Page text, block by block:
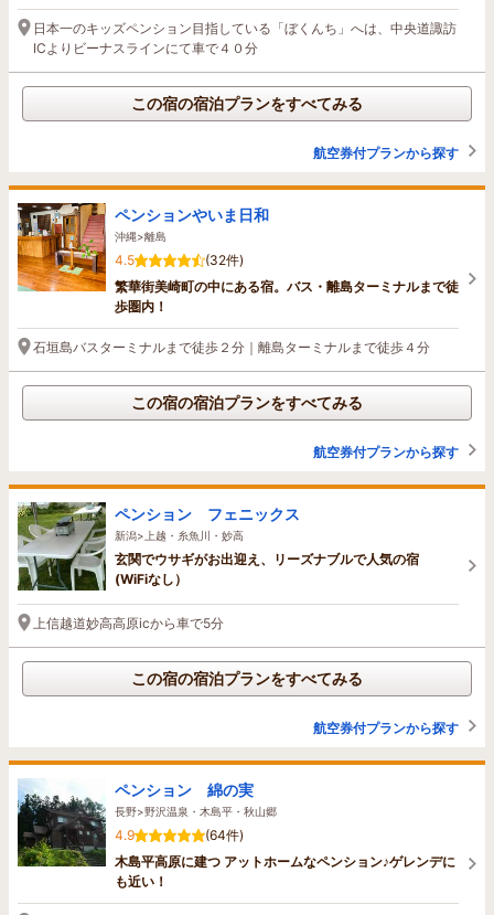
日本一のキッズペンション目指している「ぼくんち」へは、中央道諏訪
ICよりビーナスラインにて車で４０分
この宿の宿泊プランをすべてみる
航空券付プランから探す
ペンションやいま日和
沖縄>離島
4.5
(32件)
繁華街美崎町の中にある宿。バス・離島ターミナルまで徒
歩圏内！
石垣島バスターミナルまで徒歩２分｜離島ターミナルまで徒歩４分
この宿の宿泊プランをすべてみる
航空券付プランから探す
ペンション フェニックス
新潟>上越・糸魚川・妙高
玄関でウサギがお出迎え、リーズナブルで人気の宿
(WiFiなし）
上信越道妙高高原icから車で5分
この宿の宿泊プランをすべてみる
航空券付プランから探す
ペンション 綿の実
長野>野沢温泉・木島平・秋山郷
4.9
(64件)
木島平高原に建つ アットホームなペンション♪ゲレンデに
も近い！